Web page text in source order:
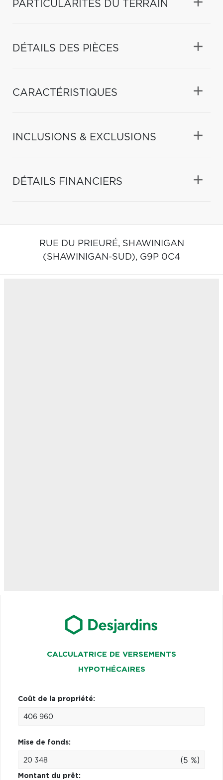
PARTICULARITÉS DU TERRAIN
DÉTAILS DES PIÈCES
CARACTÉRISTIQUES
INCLUSIONS & EXCLUSIONS
DÉTAILS FINANCIERS
RUE DU PRIEURÉ, SHAWINIGAN
(SHAWINIGAN-SUD), G9P 0C4
CALCULATRICE DE VERSEMENTS
HYPOTHÉCAIRES
Coût de la propriété:
Mise de fonds:
(5 %)
Montant du prêt: